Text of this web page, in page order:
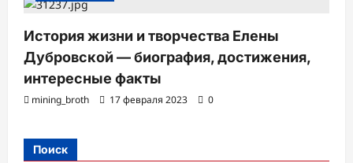
История жизни и творчества Елены
Дубровской — биография, достижения,
интересные факты
mining_broth 17 февраля 2023 0
Поиск